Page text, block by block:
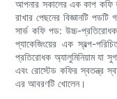
আপনার সকালের এক কাপ কফি
রাখার পেছনের বিজ্ঞানটি
সার্ভ কফি পড: উচ্চ-
প্যাকেজিংয়ের এক স্বল্প-
প্রতিরোধক অ্যালুমিনিয়াম যা
এবং রোস্টেড কফির স্বতন্ত্র
এর আবরণটি খোলেন।